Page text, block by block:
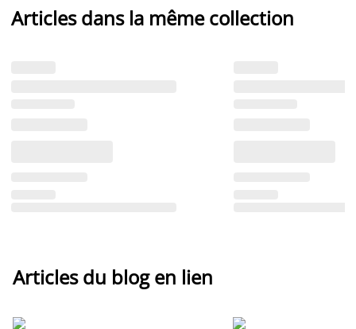
Articles dans la même collection
Articles du blog en lien